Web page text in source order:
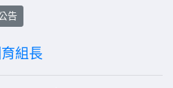
告
組長